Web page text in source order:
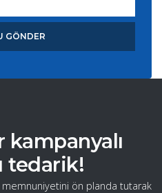
GÖNDER
tedarik!
ön planda tutarak